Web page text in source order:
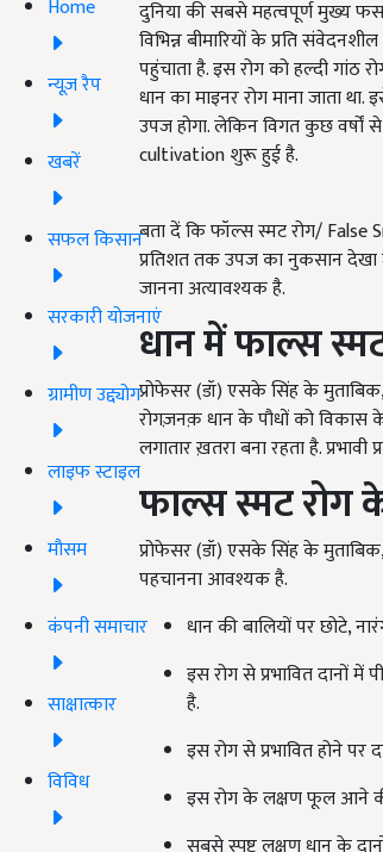
Home
न्यूज़ रैप
खबरें
सफल किसान
सरकारी योजनाएं
ग्रामीण उद्द्योग
लाइफ स्टाइल
मौसम
कंपनी समाचार
साक्षात्कार
विविध
दुनिया की सबसे महत्वपूर्ण मुख्य
विभिन्न बीमारियों के प्रति
पहुंचाता है. इस रोग को हल्दी गांठ
धान का माइनर रोग माना जाता था.
उपज होगा. लेकिन विगत कुछ वर्षों
cultivation शुरू हुई है.
बता दें कि फॉल्स स्मट रोग/ False
प्रतिशत तक उपज का नुकसान
जानना अत्यावश्यक है.
धान में फाल्स
प्रोफेसर (डॉ) एसके सिंह के
रोगज़नक़ धान के पौधों को विकास
लगातार ख़तरा बना रहता है.
फाल्स स्मट रोग
प्रोफेसर (डॉ) एसके सिंह के
पहचानना आवश्यक है.
धान की बालियों पर छोटे,
इस रोग से प्रभावित दानों में
है.
इस रोग से प्रभावित होने
इस रोग के लक्षण फूल आने की